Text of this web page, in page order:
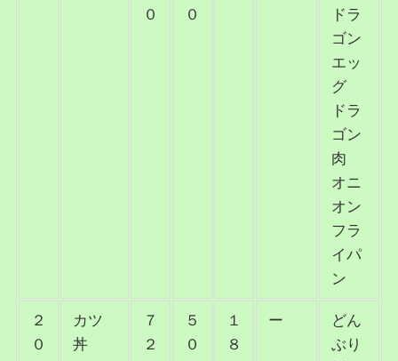
０
０
ドラ
ゴン
エッ
グ
ドラ
ゴン
肉
オニ
オン
フラ
イパ
ン
２
０
カツ
丼
７
２
５
０
１
８
ー
どん
ぶり